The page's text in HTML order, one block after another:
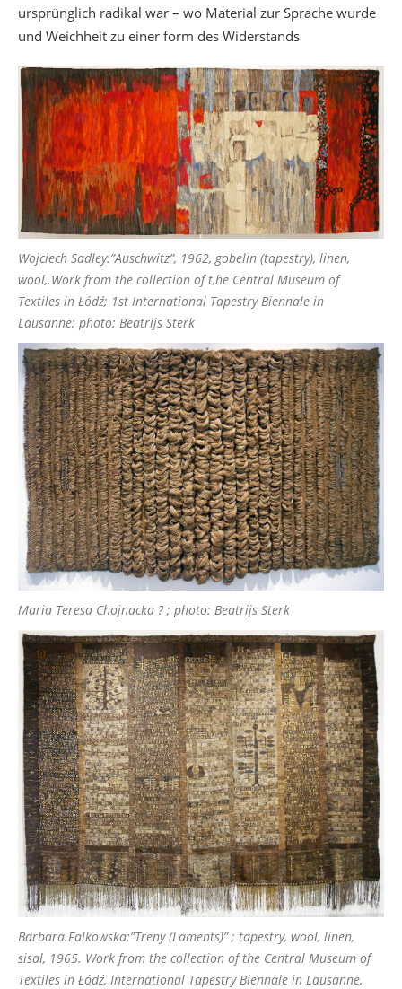
ursprünglich radikal war – wo Material zur Sprache wurde
und Weichheit zu einer form des Widerstands
Wojciech Sadley:”Auschwitz”, 1962, gobelin (tapestry), linen,
wool,.Work from the collection of t,he Central Museum of
Textiles in Łódź; 1st International Tapestry Biennale in
Lausanne; photo: Beatrijs Sterk
Maria Teresa Chojnacka ? ; photo: Beatrijs Sterk
Barbara.Falkowska:”Treny (Laments)” ; tapestry, wool, linen,
sisal, 1965. Work from the collection of the Central Museum of
Textiles in Łódź, International Tapestry Biennale in Lausanne,